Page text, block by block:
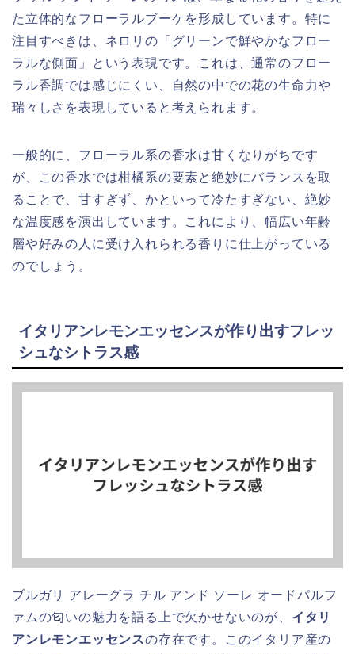
た立体的なフローラルブーケを形成しています。特に
注目すべきは、ネロリの「グリーンで鮮やかなフロー
ラルな側面」という表現です。これは、通常のフロー
ラル香調では感じにくい、自然の中での花の生命力や
瑞々しさを表現していると考えられます。
一般的に、フローラル系の香水は甘くなりがちです
が、この香水では柑橘系の要素と絶妙にバランスを取
ることで、甘すぎず、かといって冷たすぎない、絶妙
な温度感を演出しています。これにより、幅広い年齢
層や好みの人に受け入れられる香りに仕上がっている
のでしょう。
イタリアンレモンエッセンスが作り出すフレッ
シュなシトラス感
ブルガリ アレーグラ チル アンド ソーレ オードパルフ
ァムの匂いの魅力を語る上で欠かせないのが、 イタリ
アンレモンエッセンスの存在です。このイタリア産の